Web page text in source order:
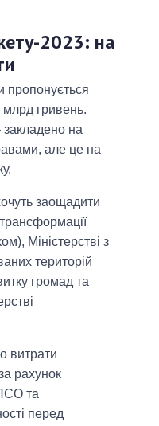
2023: на
пропонується
млрд гривень.
на
але це на
заощадити
Міністерстві з
територій
громад та
витрати
рахунок
та
перед